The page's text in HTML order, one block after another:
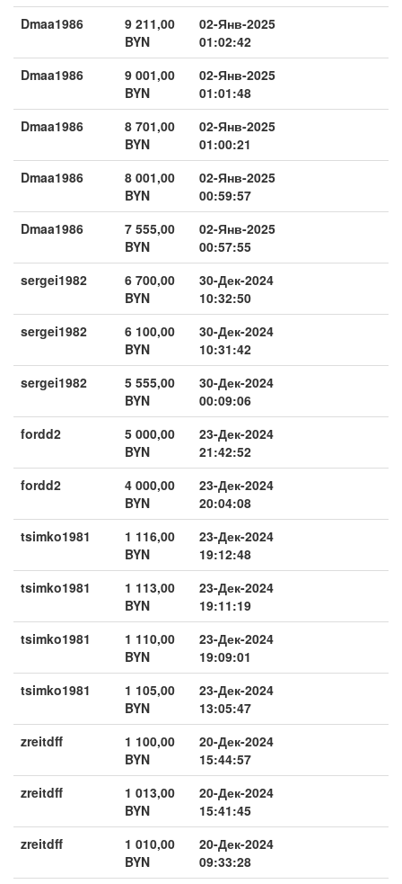
Dmaa1986
9 211,00
BYN
02-Янв-2025
01:02:42
Dmaa1986
9 001,00
BYN
02-Янв-2025
01:01:48
Dmaa1986
8 701,00
BYN
02-Янв-2025
01:00:21
Dmaa1986
8 001,00
BYN
02-Янв-2025
00:59:57
Dmaa1986
7 555,00
BYN
02-Янв-2025
00:57:55
sergei1982
6 700,00
BYN
30-Дек-2024
10:32:50
sergei1982
6 100,00
BYN
30-Дек-2024
10:31:42
sergei1982
5 555,00
BYN
30-Дек-2024
00:09:06
fordd2
5 000,00
BYN
23-Дек-2024
21:42:52
fordd2
4 000,00
BYN
23-Дек-2024
20:04:08
tsimko1981
1 116,00
BYN
23-Дек-2024
19:12:48
tsimko1981
1 113,00
BYN
23-Дек-2024
19:11:19
tsimko1981
1 110,00
BYN
23-Дек-2024
19:09:01
tsimko1981
1 105,00
BYN
23-Дек-2024
13:05:47
zreitdff
1 100,00
BYN
20-Дек-2024
15:44:57
zreitdff
1 013,00
BYN
20-Дек-2024
15:41:45
zreitdff
1 010,00
BYN
20-Дек-2024
09:33:28